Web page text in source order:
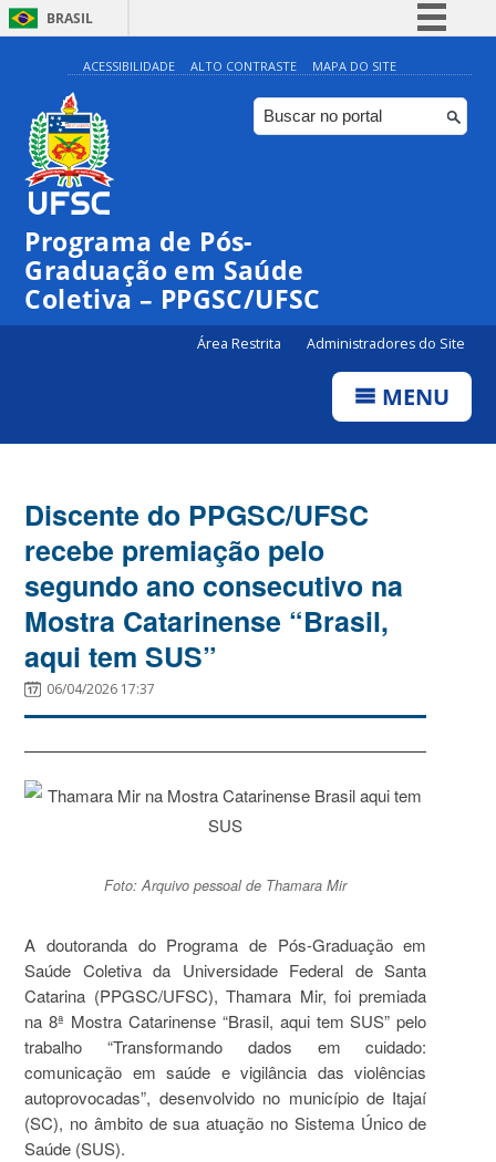
BRASIL
Simplifique!
Comunica BR
Participe
ACESSIBILIDADE ALTO CONTRASTE MAPA DO SITE
Programa de Pós-
Graduação em Saúde
Coletiva – PPGSC/UFSC
Área Restrita Administradores do Site
MENU
Discente do PPGSC/UFSC
recebe premiação pelo
segundo ano consecutivo na
Mostra Catarinense “Brasil,
aqui tem SUS”
06/04/2026 17:37
Foto: Arquivo pessoal de Thamara Mir
A doutoranda do Programa de Pós-Graduação em
Saúde Coletiva da Universidade Federal de Santa
Catarina (PPGSC/UFSC), Thamara Mir, foi premiada
na 8ª Mostra Catarinense “Brasil, aqui tem SUS” pelo
trabalho “Transformando dados em cuidado:
comunicação em saúde e vigilância das violências
autoprovocadas”, desenvolvido no município de Itajaí
(SC), no âmbito de sua atuação no Sistema Único de
Saúde (SUS).